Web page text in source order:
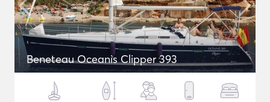
Beneteau Oceanis Clipper 393